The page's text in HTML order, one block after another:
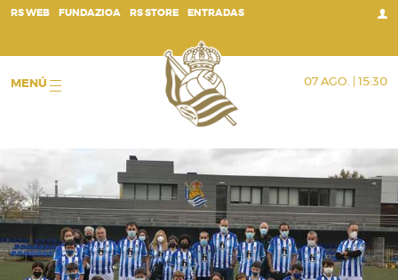
RS WEB FUNDAZIOA RS STORE ENTRADAS
MENÚ 07 AGO. | 15:30